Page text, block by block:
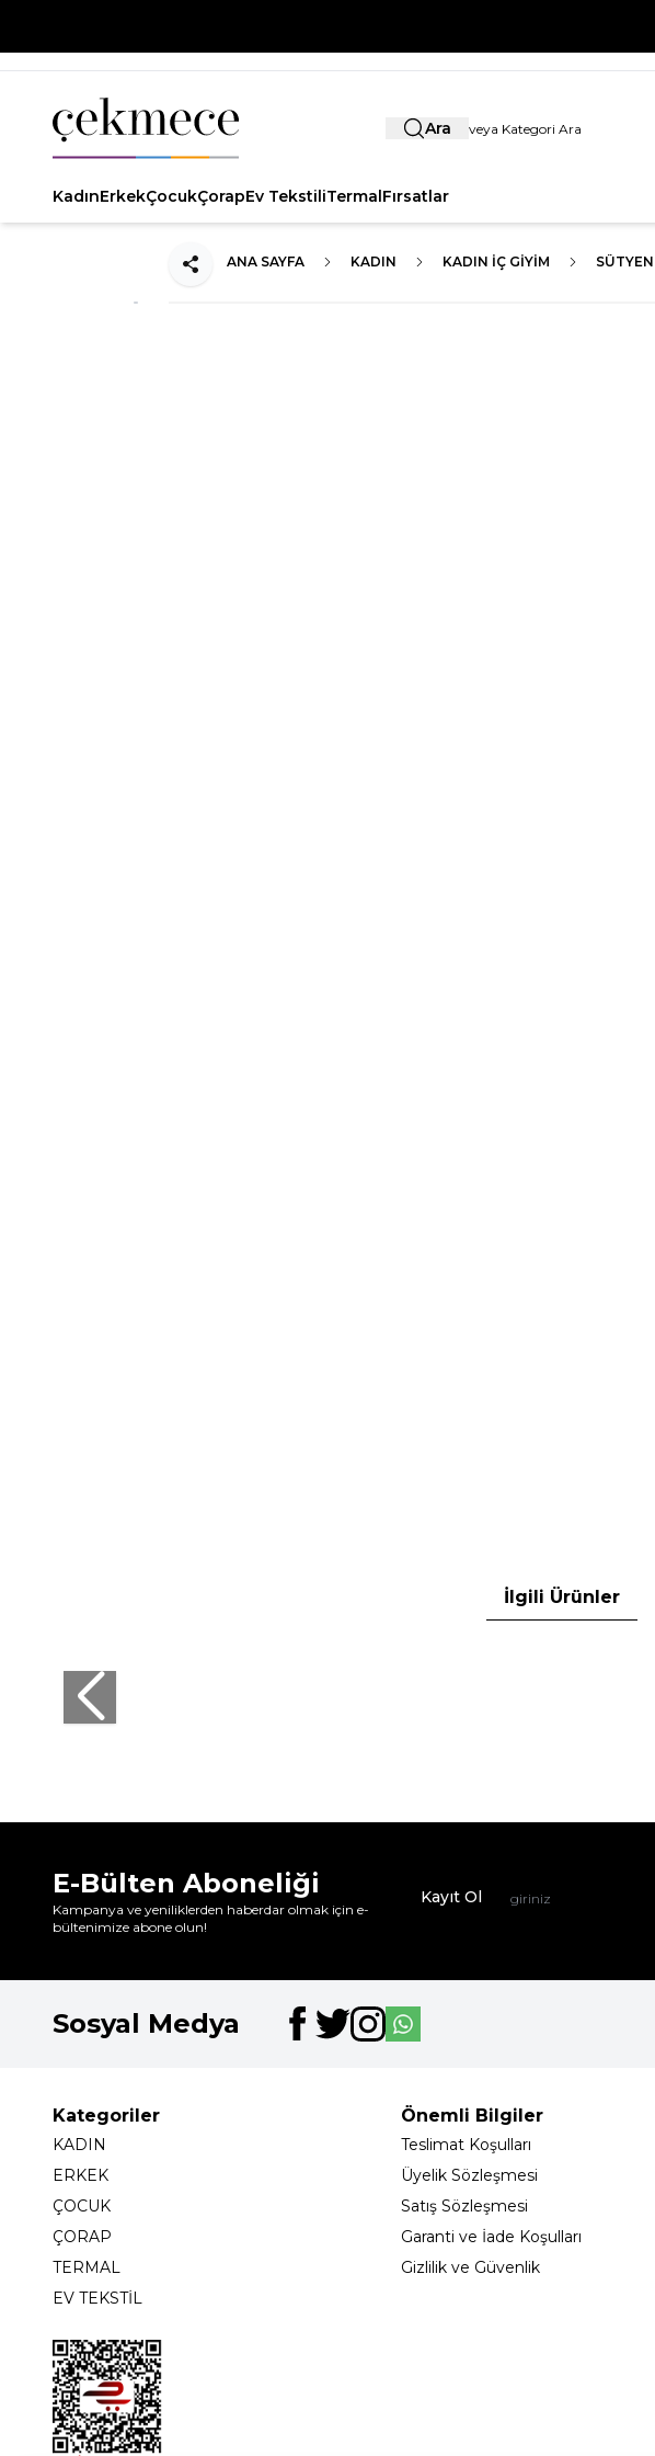
Ara
KadınErkekÇocukÇorapEv TekstiliTermalFırsatlar
ANA SAYFA KADIN KADIN İÇ GIYIM SÜTYEN
Paylaş
İlgili Ürünler
Kom Carnel Transparan Toparlayıcı Sütyen Ten
1.499,99
E-Bülten Aboneliği
Kampanya ve yeniliklerden haberdar olmak için e-
bültenimize abone olun!
Kayıt Ol
Sosyal Medya
Kategoriler
KADIN
ERKEK
ÇOCUK
ÇORAP
TERMAL
EV TEKSTİL
Önemli Bilgiler
Teslimat Koşulları
Üyelik Sözleşmesi
Satış Sözleşmesi
Garanti ve İade Koşulları
Gizlilik ve Güvenlik